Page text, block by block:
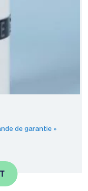
de garantie »